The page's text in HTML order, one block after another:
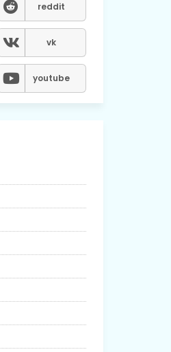
reddit
vk
youtube